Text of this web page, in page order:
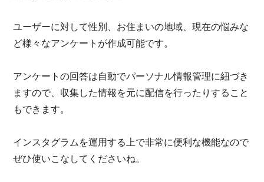
ユーザーに対して性別、お住まいの地域、現在の悩みな
ど様々なアンケートが作成可能です。
アンケートの回答は自動でパーソナル情報管理に紐づき
ますので、収集した情報を元に配信を行ったりすること
もできます。
インスタグラムを運用する上で非常に便利な機能なので
ぜひ使いこなしてくださいね。